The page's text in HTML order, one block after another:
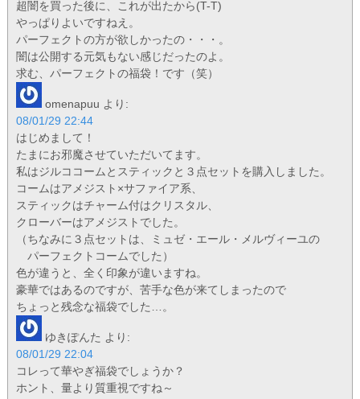
超闇を買った後に、これが出たから(T-T)
やっぱりよいですねえ。
パーフェクトの方が欲しかったの・・・。
闇は公開する元気もない感じだったのよ。
求む、パーフェクトの福袋！です（笑）
omenapuu より:
08/01/29 22:44
はじめまして！
たまにお邪魔させていただいてます。
私はジルココームとスティックと３点セットを購入しました。
コームはアメジスト×サファイア系、
スティックはチャーム付はクリスタル、
クローバーはアメジストでした。
（ちなみに３点セットは、ミュゼ・エール・メルヴィーユの
パーフェクトコームでした）
色が違うと、全く印象が違いますね。
豪華ではあるのですが、苦手な色が来てしまったので
ちょっと残念な福袋でした…。
ゆきぽんた より:
08/01/29 22:04
コレって華やぎ福袋でしょうか？
ホント、量より質重視ですね～